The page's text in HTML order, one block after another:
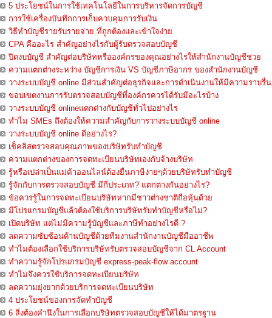
5 ประโยชน์ในการใช้เทคโนโลยีในการบริหารจัดการบัญชี
การใช้เครื่องบันทึกการเก็บควบคุมการรับเงิน
วิธีทำบัญชีรายรับรายจ่าย ที่ถูกต้องและเข้าใจง่าย
CPA คืออะไร สำคัญอย่างไรกับผู้รับตรวจสอบบัญชี
ปิดงบบัญชี สำคัญต่อบริษัทหรือองค์กรของคุณอย่างไรให้สำนักงานบัญชีช่วย
ความแตกต่างระหว่าง บัญชีการเงิน VS บัญชีภาษีอากร ของสำนักงานบัญชี
วางระบบบัญชี online มีส่วนสำคัญต่อธุรกิจและการดำเนินงานให้มีความราบรื่น
ขอบเขตงานการรับตรวจสอบบัญชีที่องค์กรควรได้รับมีอะไรบ้าง
วางระบบบัญชี onlineแตกต่างกับบัญชีทั่วไปอย่างไร
ทำไม SMEs ถึงต้องให้ความสำคัญกับการวางระบบบัญชี online
วางระบบบัญชี online ดีอย่างไร?
เช็คลิสตรวจสอบคุณภาพของบริษัทรับทำบัญชี
ความแตกต่างของการจดทะเบียนบริษัทเองกับจ้างบริษัท
รู้หรือเปล่าเป็นแม่ค้าออนไลน์ต้องยื่นภาษีง่ายๆด้วยบริษัทรับทำบัญชี
รู้จักกับการตรวจสอบบัญชี มีกี่ประเภท? แตกต่างกันอย่างไร?
ข้อควรรู้ในการจดทะเบียนบริษัทหากมีชาวต่างชาติถือหุ้นด้วย
มีโปรแกรมบัญชีแล้วต้องใช้บริการบริษัทรับทำบัญชีหรือไม่?
เปิดบริษัท แต่ไม่มีความรู้บัญชีและภาษีทำอย่างไรดี ?
ลดความซับซ้อนด้านบัญชีด้วยทีมงานสำนักงานบัญชีมืออาชีพ
ทำไมต้องเลือกใช้บริการบริษัทรับตรวจสอบบัญชีจาก CL Account
ทำความรู้จักโปรแกรมบัญชี express-peak-flow account
ทำไมจึงควรใช้บริการจดทะเบียนบริษัท
ลดความยุ่งยากด้วยบริการจดทะเบียนบริษัท
4 ประโยชน์ของการจัดทำบัญชี
6 สิ่งต้องคำนึงในการเลือกบริษัทตรวจสอบบัญชีให้ได้มาตรฐาน